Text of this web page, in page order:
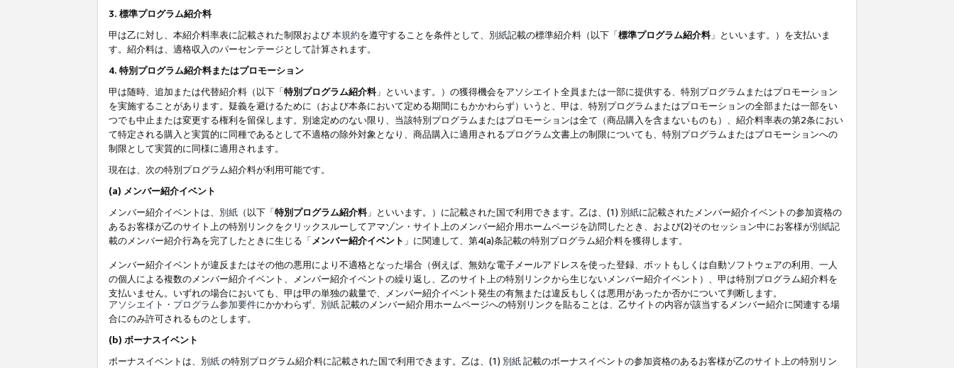
3. 標準プログラム紹介料
甲は乙に対し、本紹介料率表に記載された制限および本規約を遵守することを条件として、 別紙記載の標準紹介料（以下「標準プログラム紹介料」といいます。）を支払いま
す。紹介料は、適格収入のパーセンテージとして計算されます。
4. 特別プログラム紹介料またはプロモーション
甲は随時、追加または代替紹介料（以下「特別プログラム紹介料」といいます。）の獲得機会をアソシエイト全員または一部に提供する、特別プログラムまたはプロモーション
を実施することがあります。疑義を避けるために（および本条において定める期間にもかかわらず）いうと、甲は、特別プログラムまたはプロモーションの全部または一部をい
つでも中止または変更する権利を留保します。別途定めのない限り、当該特別プログラムまたはプロモーションは全て（商品購入を含まないものも）、紹介料率表の第2条におい
て特定される購入と実質的に同種であるとして不適格の除外対象となり、商品購入に適用されるプログラム文書上の制限についても、特別プログラムまたはプロモーションへの
制限として実質的に同様に適用されます。
現在は、次の特別プログラム紹介料が利用可能です。
(a) メンバー紹介イベント
メンバー紹介イベントは、 別紙 （以下「特別プログラム紹介料」といいます。）に記載された国で利用できます。乙は、(1) 別紙に記載されたメンバー紹介イベントの参加資格の
あるお客様が乙のサイト上の特別リンクをクリックスルーしてアマゾン・サイト上のメンバー紹介用ホームページを訪問したとき、および(2)そのセッション中にお客様が別紙記
載のメンバー紹介行為を完了したときに生じる「 メンバー紹介イベント 」に関連して、第4(a)条記載の特別プログラム紹介料を獲得します。
メンバー紹介イベントが違反またはその他の悪用により不適格となった場合（例えば、無効な電子メールアドレスを使った登録、ボットもしくは自動ソフトウェアの利用、一人
の個人による複数のメンバー紹介イベント、メンバー紹介イベントの繰り返し、乙のサイト上の特別リンクから生じないメンバー紹介イベント）、甲は特別プログラム紹介料を
支払いません。いずれの場合においても、甲は甲の単独の裁量で、メンバー紹介イベント発生の有無または違反もしくは悪用があったか否かについて判断します。
アソシエイト・プログラム参加要件にかかわらず、 別紙記載のメンバー紹介用ホームページへの特別リンクを貼ることは、乙サイトの内容が該当するメンバー紹介に関連する場
合にのみ許可されるものとします。
(b) ボーナスイベント
ボーナスイベントは、 別紙の特別プログラム紹介料に記載された国で利用できます。乙は、(1) 別紙記載のボーナスイベントの参加資格のあるお客様が乙のサイト上の特別リン